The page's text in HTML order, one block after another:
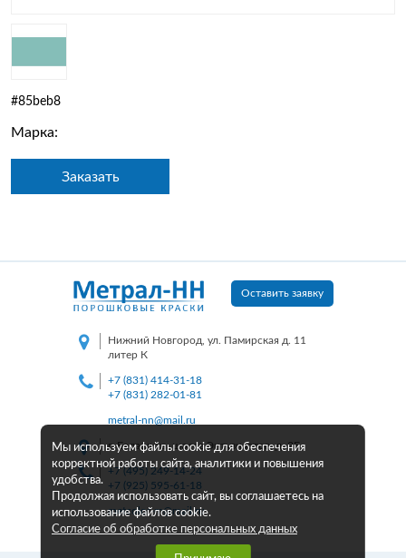
#85beb8
Марка:
Заказать
Оставить заявку
Нижний Новгород, ул. Памирская д. 11
литер К
+7 (831) 414-31-18
+7 (831) 282-01-81
metral-nn@mail.ru
г. Балашиха, шоссе Энтузиастов, д. 2Б
+7 (495) 249-14-24
+7 (925) 595-61-18
metcolor-m@mail.ru
Мы используем файлы cookie для обеспечения
корректной работы сайта, аналитики и повышения
удобства.
Продолжая использовать сайт, вы соглашаетесь на
использование файлов cookie.
Согласие об обработке персональных данных